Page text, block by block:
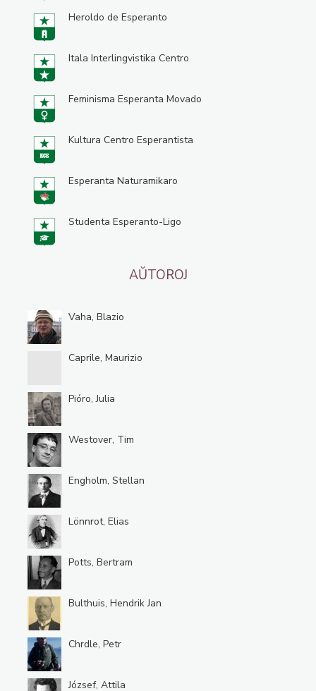
Heroldo de Esperanto
Itala Interlingvistika Centro
Feminisma Esperanta Movado
Kultura Centro Esperantista
Esperanta Naturamikaro
Studenta Esperanto-Ligo
AŬTOROJ
Vaha, Blazio
Caprile, Maurizio
Pióro, Julia
Westover, Tim
Engholm, Stellan
Lönnrot, Elias
Potts, Bertram
Bulthuis, Hendrik Jan
Chrdle, Petr
József, Attila